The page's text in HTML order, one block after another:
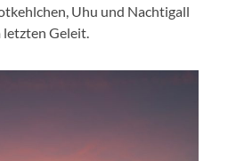
Uhu und Nachtigall
letzten Geleit.